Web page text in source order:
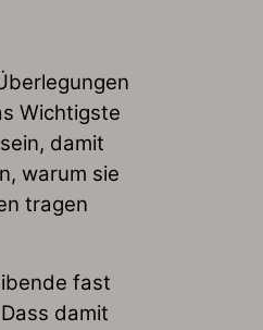
Wichtigste
damit
warum sie
tragen
fast
damit